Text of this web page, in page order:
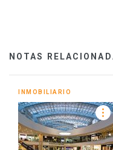
NOTAS
INMOBILIARIO